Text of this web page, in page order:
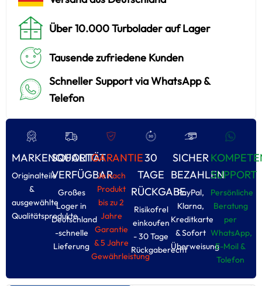
Über 10.000 Turbolader auf Lager
Tausende zufriedene Kunden
Schneller Support via WhatsApp &
Telefon
MARKENQUALITÄT
Originalteile
&
ausgewählte
Qualitätsprodukte
SOFORT
VERFÜGBAR
Großes
Loger in
Deutschland
-schnelle
Lieferung
GARANTIE
Je nach
Produkt
bis zu 2
Jahre
Garantie
& 5 Jahre
Gewährleistung
30
TAGE
RÜCKGABE
Risikofrel
einkoufen
- 30 Tage
Rückgaberecht
SICHER
BEZAHLEN
PayPal,
Klarna,
Kreditkarte
& Sofort
Überweisung
SUPPORT
Persönliche
Beratung
per
WhatsApp,
E-Moil &
Tolefon